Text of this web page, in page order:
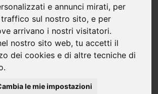
e annunci mirati, per
sul nostro sito, e per
arrivano i nostri visitatori.
nostro sito web, tu accetti il
dei cookies e di altre tecniche di
le mie impostazioni